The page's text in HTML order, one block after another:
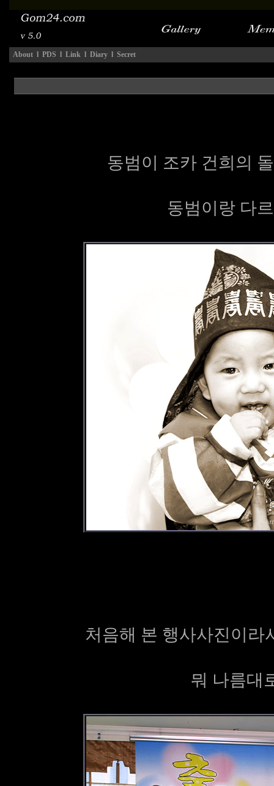
About l PDS l Link l Diary l Secret
동범이 조카 건희의
동범이랑 다
처음해 본 행사사진이라
뭐 나름대